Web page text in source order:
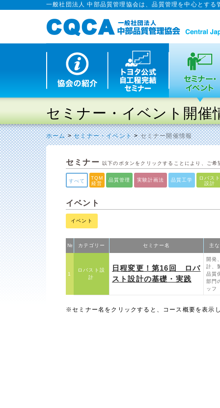
一般社団法人 中部品質管理協会は、品質管理を中心とす
セミナー・イベント開催
ホーム>セミナー・イベント>セミナー開催情報
セミナー 以下のボタンをクリックすることにより、ご
すべて
TQM
経営
品質管理 実験計画法 品質工学
ロバス
設計
イベント
イベント
№ カテゴリー セミナー名 主
1
ロバスト設
計
日程変更！第16回 ロバ
スト設計の基礎・実践
開発
計、
品質
部門
ッフ
※セミナー名をクリックすると、コース概要を表示